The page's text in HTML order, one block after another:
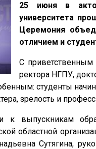
25 июня в
университета
Церемония
отличием и
С приветственным
ректора НГПУ,
студенты
зрелость и
к выпускникам
областной
Сутягина,